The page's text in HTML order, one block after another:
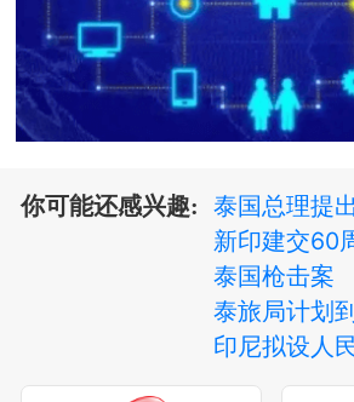
你可能还感兴趣:
泰国总理提
新印建交60
泰国枪击案
泰旅局计划
印尼拟设人